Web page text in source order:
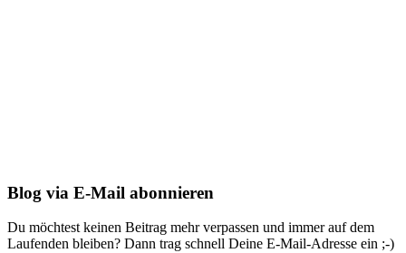
Blog via E-Mail abonnieren
Du möchtest keinen Beitrag mehr verpassen und immer auf dem
Laufenden bleiben? Dann trag schnell Deine E-Mail-Adresse ein ;-)